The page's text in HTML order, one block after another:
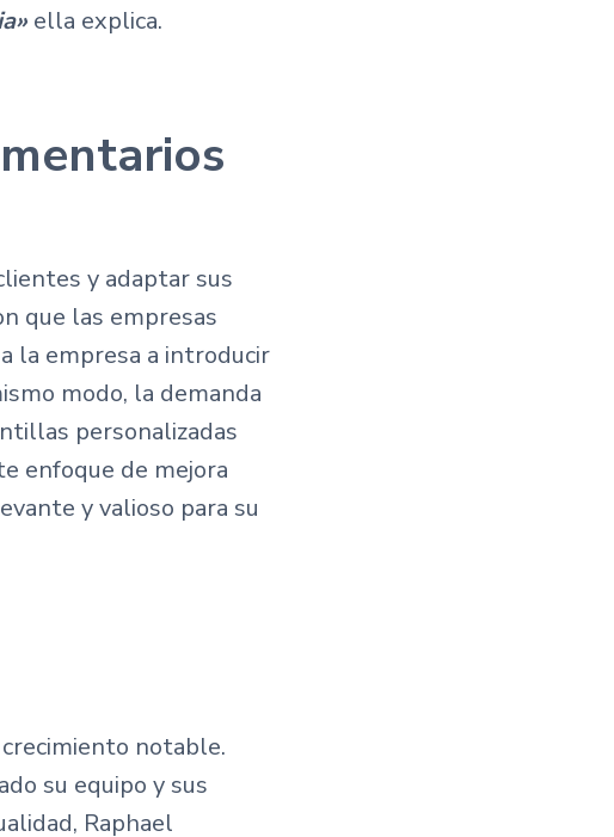
ella explica.
y adaptar sus
que las empresas
la empresa a introducir
modo, la demanda
personalizadas
enfoque de mejora
y valioso para su
notable.
su equipo y sus
Raphael